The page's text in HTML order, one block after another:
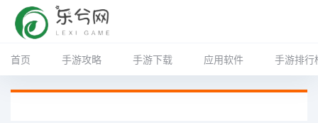
首页 手游攻略 手游下载 应用软件 手游排行